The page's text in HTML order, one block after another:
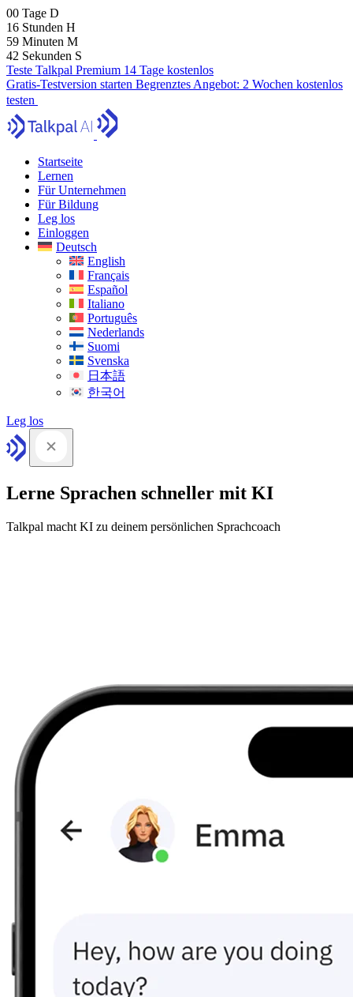
00 Tage D
16 Stunden H
59 Minuten M
40 Sekunden S
Teste Talkpal Premium 14 Tage kostenlos
Gratis-Testversion starten Begrenztes Angebot: 2 Wochen kostenlos
testen
Startseite
Lernen
Für Unternehmen
Für Bildung
Leg los
Einloggen
Deutsch
English
Français
Español
Italiano
Português
Nederlands
Suomi
Svenska
日本語
한국어
Leg los
Lerne Sprachen schneller mit KI
Talkpal macht KI zu deinem persönlichen Sprachcoach